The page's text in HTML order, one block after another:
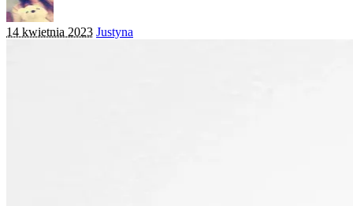
14 kwietnia 2023 Posted
Justyna